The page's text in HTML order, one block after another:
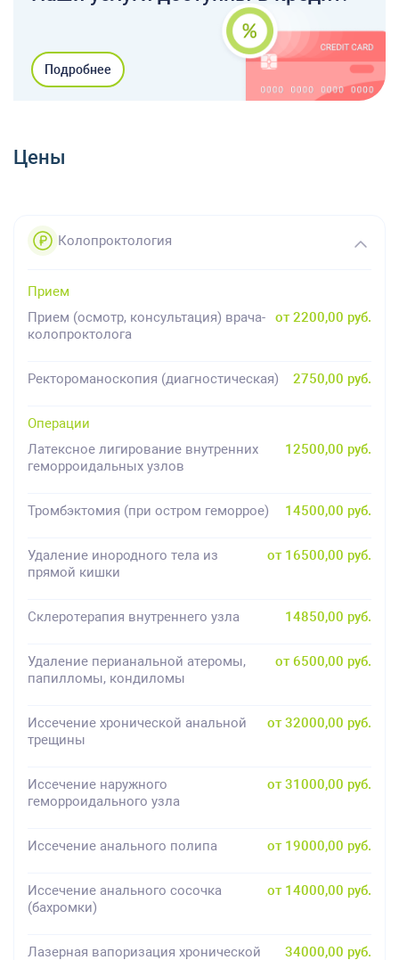
Подробнее
Цены
Колопроктология
Прием
Прием (осмотр, консультация) врача-
колопроктолога
от 2200,00 руб.
Ректороманоскопия (диагностическая) 2750,00 руб.
Операции
Латексное лигирование внутренних
геморроидальных узлов
12500,00 руб.
Тромбэктомия (при остром геморрое) 14500,00 руб.
Удаление инородного тела из
прямой кишки
от 16500,00 руб.
Склеротерапия внутреннего узла 14850,00 руб.
Удаление перианальной атеромы,
папилломы, кондиломы
от 6500,00 руб.
Иссечение хронической анальной
трещины
от 32000,00 руб.
Иссечение наружного
геморроидального узла
от 31000,00 руб.
Иссечение анального полипа от 19000,00 руб.
Иссечение анального сосочка
(бахромки)
от 14000,00 руб.
Лазерная вапоризация хронической
34000,00 руб.